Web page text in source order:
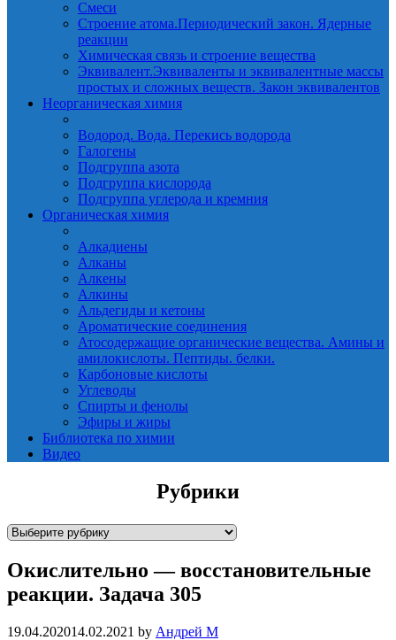
Смеси
Строение атома.Периодический закон. Ядерные
реакции
Химическая связь и строение вещества
Эквивалент.Эквиваленты и эквивалентные массы
простых и сложных веществ. Закон эквивалентов
Неорганическая химия
Водород. Вода. Перекись водорода
Галогены
Подгруппа азота
Подгруппа кислорода
Подгруппа углерода и кремния
Органическая химия
Алкадиены
Алканы
Алкены
Алкины
Альдегиды и кетоны
Ароматические соединения
Атосодержащие органические вещества. Амины и
амилокислоты. Пептиды. белки.
Карбоновые кислоты
Углеводы
Спирты и фенолы
Эфиры и жиры
Библиотека по химии
Видео
Рубрики
Р
б
р
и
к
Окислительно — восстановительные
реакции. Задача 305
19.04.202014.02.2021 by Андрей М